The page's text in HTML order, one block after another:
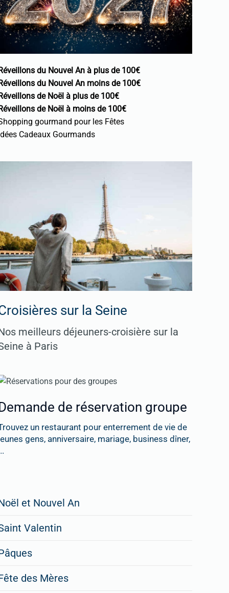
du Nouvel An à plus de 100€
du Nouvel An moins de 100€
de Noël à plus de 100€
de Noël à moins de 100€
gourmand pour les Fêtes
Cadeaux Gourmands
sur la Seine
meilleurs déjeuners-croisière sur la
à Paris
de réservation groupe
un restaurant pour enterrement de vie de
gens, anniversaire, mariage, business dîner,
figurer
vos
spéciaux
et Nouvel An
Valentin
des Mères